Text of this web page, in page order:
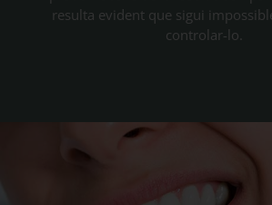
resulta evident que sigui
controlar-lo.